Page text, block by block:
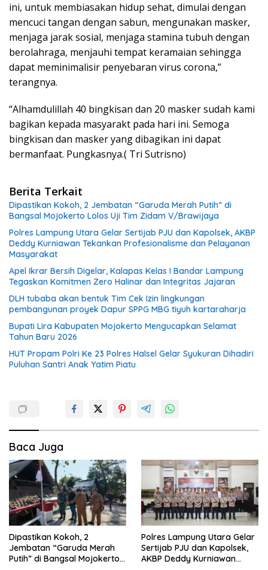
ini, untuk membiasakan hidup sehat, dimulai dengan
mencuci tangan dengan sabun, mengunakan masker,
menjaga jarak sosial, menjaga stamina tubuh dengan
berolahraga, menjauhi tempat keramaian sehingga
dapat meminimalisir penyebaran virus corona,”
terangnya.
“Alhamdulillah 40 bingkisan dan 20 masker sudah kami
bagikan kepada masyarakt pada hari ini. Semoga
bingkisan dan masker yang dibagikan ini dapat
bermanfaat. Pungkasnya.( Tri Sutrisno)
Berita Terkait
Dipastikan Kokoh, 2 Jembatan “Garuda Merah Putih” di
Bangsal Mojokerto Lolos Uji Tim Zidam V/Brawijaya
Polres Lampung Utara Gelar Sertijab PJU dan Kapolsek, AKBP
Deddy Kurniawan Tekankan Profesionalisme dan Pelayanan
Masyarakat
Apel Ikrar Bersih Digelar, Kalapas Kelas I Bandar Lampung
Tegaskan Komitmen Zero Halinar dan Integritas Jajaran
DLH tubaba akan bentuk Tim Cek Izin lingkungan
pembangunan proyek Dapur SPPG MBG tiyuh kartaraharja
Bupati Lira Kabupaten Mojokerto Mengucapkan Selamat
Tahun Baru 2026
HUT Propam Polri Ke 23 Polres Halsel Gelar Syukuran Dihadiri
Puluhan Santri Anak Yatim Piatu
Baca Juga
Dipastikan Kokoh, 2
Jembatan “Garuda Merah
Putih” di Bangsal Mojokerto
Polres Lampung Utara Gelar
Sertijab PJU dan Kapolsek,
AKBP Deddy Kurniawan